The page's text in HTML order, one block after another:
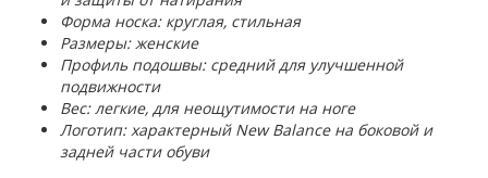
Форма носка: круглая, стильная
Размеры: женские
Профиль подошвы: средний для улучшенной
подвижности
Вес: легкие, для неощутимости на ноге
Логотип: характерный New Balance на боковой и
задней части обуви